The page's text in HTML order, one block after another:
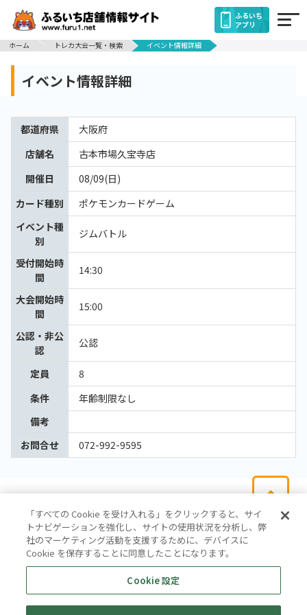
ふるいち
アプリ
ホーム
トレカ大会一覧・検索 イベント情報詳細
イベント情報詳細
都道府県
大阪府
店舗名
古本市場久宝寺店
開催日
08/09(日)
カード種別
ポケモンカードゲーム
イベント種
別
ジムバトル
受付開始時
間
14:30
大会開始時
間
15:00
公認・非公
認
公認
定員
8
条件
年齢制限なし
備考
お問合せ
072-992-9595
会社概要
サイトマップ
お問い合わせ
個人情報保護方針
株式会社テイツー
「すべての Cookie を受け入れる」をクリックすると、サイ
トナビゲーションを強化し、サイトの使用状況を分析し、弊
社のマーケティング活動を支援するために、デバイスに
Cookie を保存することに同意したことになります。
Cookie 設定